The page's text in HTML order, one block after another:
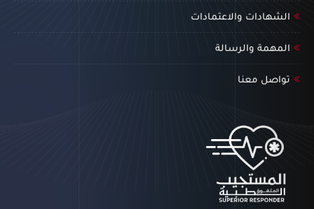
الشهادات والاعتمادات
المهمة والرسالة
تواصل معنا